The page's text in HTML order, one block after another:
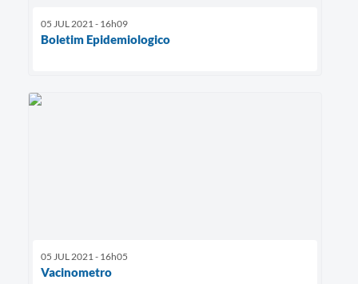
05 JUL 2021 - 16h09
Boletim Epidemiologico
05 JUL 2021 - 16h05
Vacinometro